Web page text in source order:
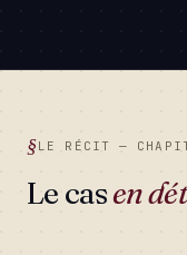
LE RÉCIT —
Le casen